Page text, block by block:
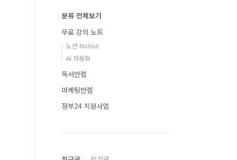
분류 전체보기
무료 강의 노트
노션 Notion
AI 자동화
독서만렙
마케팅만렙
정부24 지원사업